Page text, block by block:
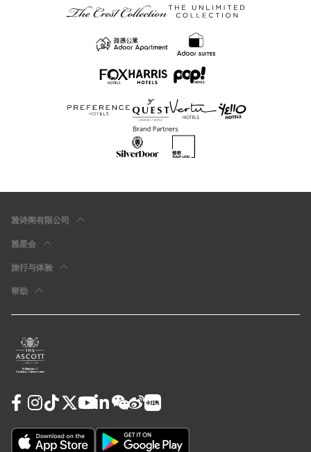
雅诗阁有限公司
雅星会
旅行与体验
帮助